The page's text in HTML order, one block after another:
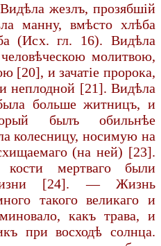
жезлъ, прозябшій
манну, вмѣсто хлѣба
(Исх. гл. 16). Видѣла
молитвою,
[20], и зачатіе пророка,
неплодной [21]. Видѣла
больше житницъ, и
былъ обильнѣе
колесницу, носимую на
(на ней) [23].
мертваго были
[24]. — Жизнь
такого великаго и
какъ трава, и
при восходѣ солнца.